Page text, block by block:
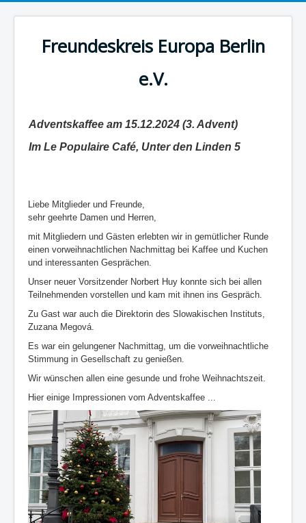
Freundeskreis Europa Berlin
e.V.
Adventskaffee am 15.12.2024 (3. Advent)
Im Le Populaire Café, Unter den Linden 5
Liebe Mitglieder und Freunde,
sehr geehrte Damen und Herren,
mit Mitgliedern und Gästen erlebten wir in gemütlicher Runde
einen vorweihnachtlichen Nachmittag bei Kaffee und Kuchen
und interessanten Gesprächen.
Unser neuer Vorsitzender Norbert Huy konnte sich bei allen
Teilnehmenden vorstellen und kam mit ihnen ins Gespräch.
Zu Gast war auch die Direktorin des Slowakischen Instituts,
Zuzana Megová.
Es war ein gelungener Nachmittag, um die vorweihnachtliche
Stimmung in Gesellschaft zu genießen.
Wir wünschen allen eine gesunde und frohe Weihnachtszeit.
Hier einige Impressionen vom Adventskaffee ...